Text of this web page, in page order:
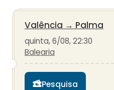
Valência → Palma
quinta, 6/08, 22:30
Balearia
Pesquisa